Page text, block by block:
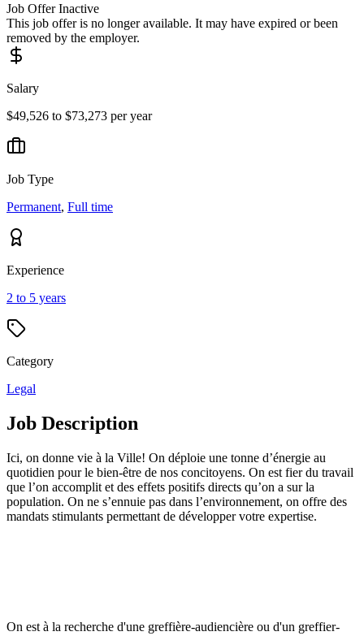
Job Offer Inactive
This job offer is no longer available. It may have expired or been
removed by the employer.
Salary
$49,526 to $73,273 per year
Job Type
Permanent, Full time
Experience
2 to 5 years
Category
Legal
Job Description
Ici, on donne vie à la Ville! On déploie une tonne d’énergie au
quotidien pour le bien-être de nos concitoyens. On est fier du travail
que l’on accomplit et des effets positifs directs qu’on a sur la
population. On ne s’ennuie pas dans l’environnement, on offre des
mandats stimulants permettant de développer votre expertise.
On est à la recherche d'une greffière-audiencière ou d'un greffier-